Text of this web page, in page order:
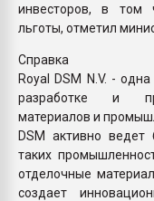
инвесторов, в том
льготы, отметил
Справка
Royal DSM N.V. -
разработке и
материалов и
DSM активно ведет
таких
отделочные
создает